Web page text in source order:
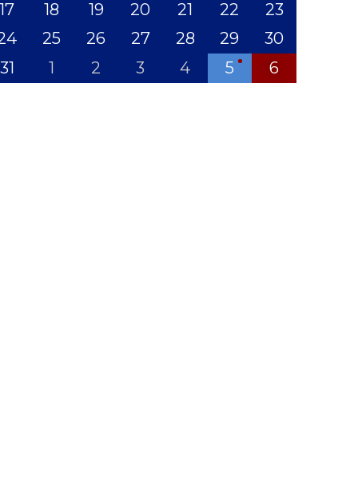
17
18 19 20 21 22
23
25 26 27 28 29
30
31
1 2 3 4 5 6